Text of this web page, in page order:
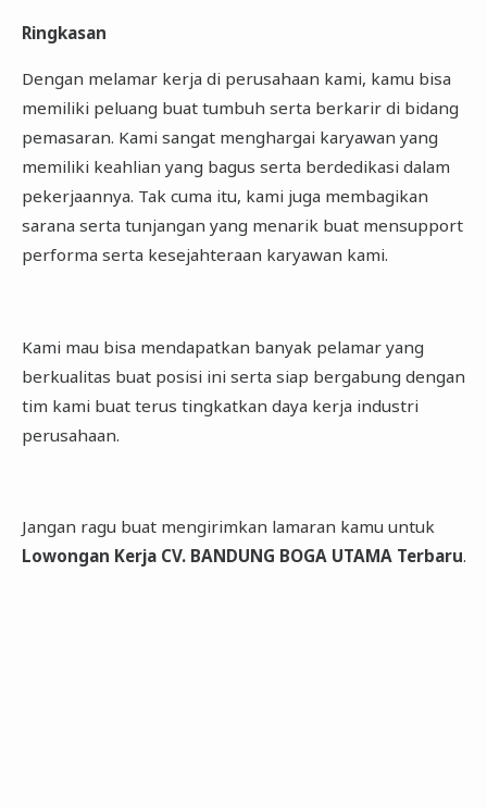
Ringkasan
Dengan melamar kerja di perusahaan kami, kamu bisa
memiliki peluang buat tumbuh serta berkarir di bidang
pemasaran. Kami sangat menghargai karyawan yang
memiliki keahlian yang bagus serta berdedikasi dalam
pekerjaannya. Tak cuma itu, kami juga membagikan
sarana serta tunjangan yang menarik buat mensupport
performa serta kesejahteraan karyawan kami.
Kami mau bisa mendapatkan banyak pelamar yang
berkualitas buat posisi ini serta siap bergabung dengan
tim kami buat terus tingkatkan daya kerja industri
perusahaan.
Jangan ragu buat mengirimkan lamaran kamu untuk
Lowongan Kerja CV. BANDUNG BOGA UTAMA Terbaru.